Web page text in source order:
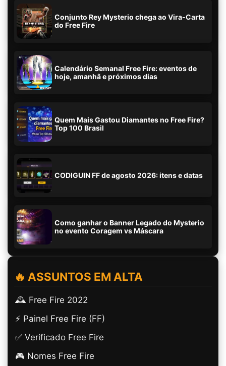
Conjunto Rey Mysterio chega ao Vira-Carta
do Free Fire
Calendário Semanal Free Fire: eventos de
hoje, amanhã e próximos dias
Quem Mais Gastou Diamantes no Free Fire?
Top 100 Brasil
CODIGUIN FF de agosto 2026: itens e datas
Como ganhar o Banner Legado do Mysterio
no evento Coragem vs Máscara
🔥 ASSUNTOS EM ALTA
🕰️ Free Fire 2022
⚡ Painel Free Fire (FF)
✅ Verificado Free Fire
🎮 Nomes Free Fire